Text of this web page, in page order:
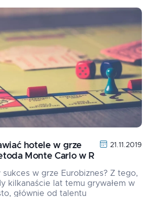
hotele w grze
Monte Carlo w R
21.11.2019
w grze Eurobiznes? Z tego,
kilkanaście lat temu grywałem w
głównie od talentu